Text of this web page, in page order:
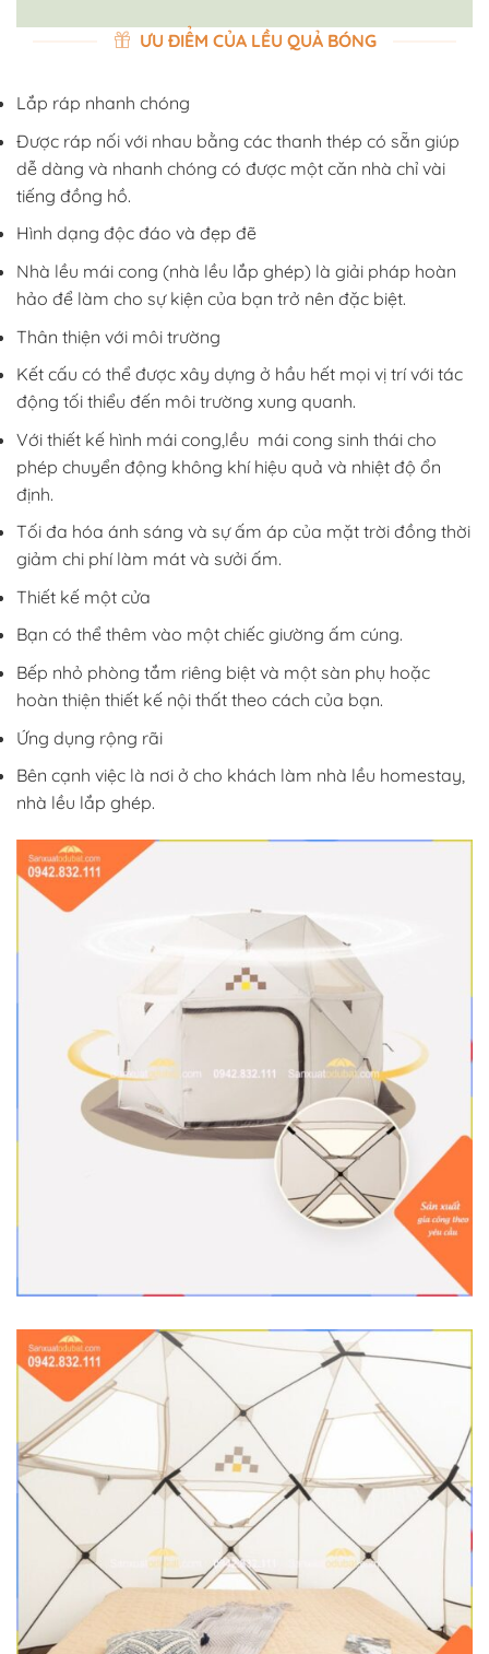
ƯU ĐIỂM CỦA LỀU QUẢ BÓNG
Lắp ráp nhanh chóng
Được ráp nối với nhau bằng các thanh thép có sẵn giúp
dễ dàng và nhanh chóng có được một căn nhà chỉ vài
tiếng đồng hồ.
Hình dạng độc đáo và đẹp đẽ
Nhà lều mái cong (nhà lều lắp ghép) là giải pháp hoàn
hảo để làm cho sự kiện của bạn trở nên đặc biệt.
Thân thiện với môi trường
Kết cấu có thể được xây dựng ở hầu hết mọi vị trí với tác
động tối thiểu đến môi trường xung quanh.
Với thiết kế hình mái cong,lều mái cong sinh thái cho
phép chuyển động không khí hiệu quả và nhiệt độ ổn
định.
Tối đa hóa ánh sáng và sự ấm áp của mặt trời đồng thời
giảm chi phí làm mát và sưởi ấm.
Thiết kế một cửa
Bạn có thể thêm vào một chiếc giường ấm cúng.
Bếp nhỏ phòng tắm riêng biệt và một sàn phụ hoặc
hoàn thiện thiết kế nội thất theo cách của bạn.
Ứng dụng rộng rãi
Bên cạnh việc là nơi ở cho khách làm nhà lều homestay,
nhà lều lắp ghép.